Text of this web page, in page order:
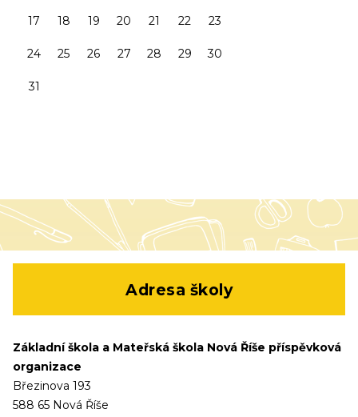
17 18 19 20 21 22 23
24 25 26 27 28 29 30
31
Adresa školy
Základní škola a Mateřská škola Nová Říše příspěvková
organizace
Březinova 193
588 65 Nová Říše